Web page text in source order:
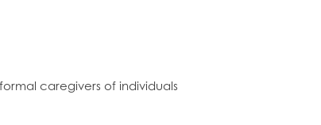
caregivers of individuals